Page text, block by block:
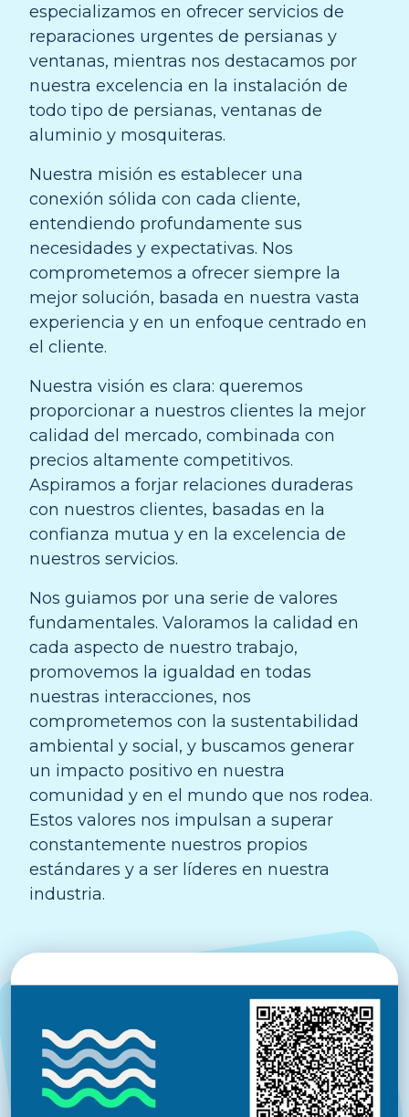
especializamos en ofrecer servicios de
reparaciones urgentes de persianas y
ventanas, mientras nos destacamos por
nuestra excelencia en la instalación de
todo tipo de persianas, ventanas de
aluminio y mosquiteras.
Nuestra misión es establecer una
conexión sólida con cada cliente,
entendiendo profundamente sus
necesidades y expectativas. Nos
comprometemos a ofrecer siempre la
mejor solución, basada en nuestra vasta
experiencia y en un enfoque centrado en
el cliente.
Nuestra visión es clara: queremos
proporcionar a nuestros clientes la mejor
calidad del mercado, combinada con
precios altamente competitivos.
Aspiramos a forjar relaciones duraderas
con nuestros clientes, basadas en la
confianza mutua y en la excelencia de
nuestros servicios.
Nos guiamos por una serie de valores
fundamentales. Valoramos la calidad en
cada aspecto de nuestro trabajo,
promovemos la igualdad en todas
nuestras interacciones, nos
comprometemos con la sustentabilidad
ambiental y social, y buscamos generar
un impacto positivo en nuestra
comunidad y en el mundo que nos rodea.
Estos valores nos impulsan a superar
constantemente nuestros propios
estándares y a ser líderes en nuestra
industria.